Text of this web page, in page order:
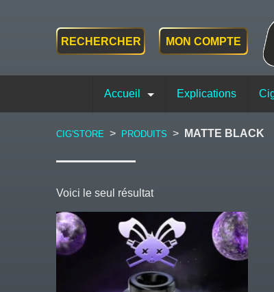
RECHERCHER MON COMPTE
Accueil Explications
CIG'STORE > PRODUITS > MATTE BLACK
Voici le seul résultat
Ce
produit
a